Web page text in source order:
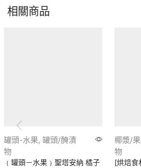
相關商品
罐頭-水果, 罐頭/醃漬
物
﹛罐頭－水果﹜聖塔安納 橘子
椰漿/
物
[烘焙食